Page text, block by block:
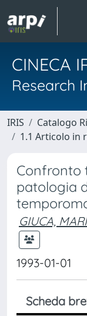
CINECA
Research
IRIS Catalogo
1.1 Articolo in
Confronto
patologia
GIUCA,
1993-01-01
Scheda